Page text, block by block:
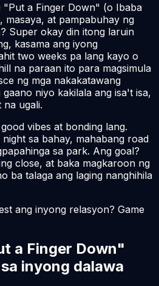
"Put a Finger Down" (o Ibaba
masaya, at pampabuhay ng
Super okay din itong laruin
kasama ang iyong
two weeks pa lang kayo o
na paraan ito para magsimula
ng mga nakakatawang
niyo kakilala ang isa't isa,
na ugali.
vibes at bonding lang.
sa bahay, mahabang road
sa park. Ang goal?
close, at baka magkaroon ng
ba talaga ang laging nanghihila
ang inyong relasyon? Game
a Finger Down"
inyong dalawa